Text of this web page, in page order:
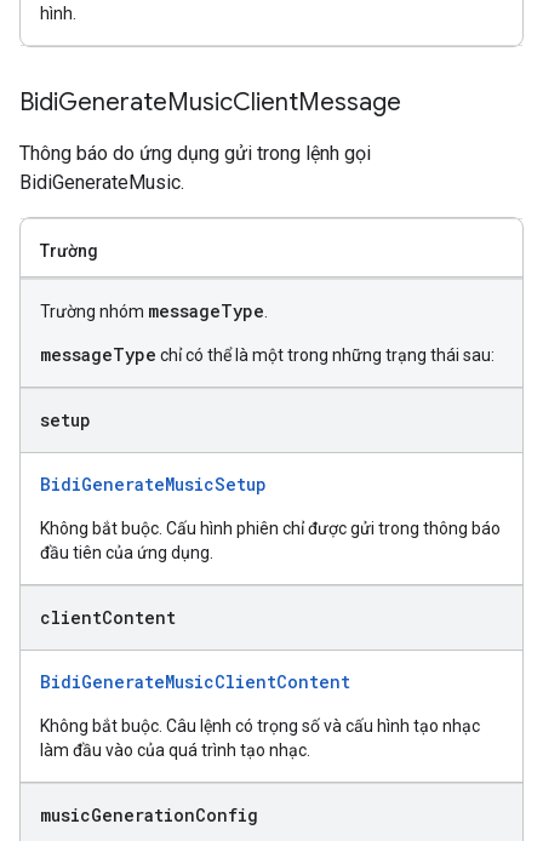
hình.
BidiGenerateMusicClientMessage
Thông báo do ứng dụng gửi trong lệnh gọi
BidiGenerateMusic.
Trường
Trường nhóm messageType
messageType chỉ có thể là một trong những trạng thái sau:
setup
BidiGenerateMusicSetup
Không bắt buộc. Cấu hình phiên chỉ được gửi trong thông báo
đầu tiên của ứng dụng.
clientContent
BidiGenerateMusicClientContent
Không bắt buộc. Câu lệnh có trọng số và cấu hình tạo nhạc
làm đầu vào của quá trình tạo nhạc.
musicGenerationConfig